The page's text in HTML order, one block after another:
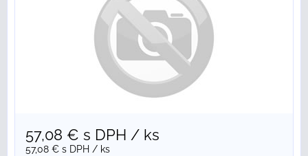
57,08 € s DPH / ks
57,08 € s DPH / ks